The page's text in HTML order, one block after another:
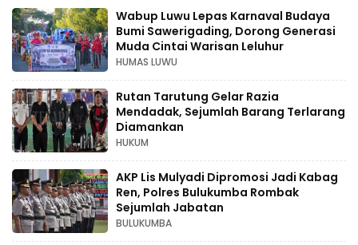
Wabup Luwu Lepas Karnaval Budaya
Bumi Sawerigading, Dorong Generasi
Muda Cintai Warisan Leluhur
HUMAS LUWU
Rutan Tarutung Gelar Razia
Mendadak, Sejumlah Barang Terlarang
Diamankan
HUKUM
AKP Lis Mulyadi Dipromosi Jadi Kabag
Ren, Polres Bulukumba Rombak
Sejumlah Jabatan
BULUKUMBA